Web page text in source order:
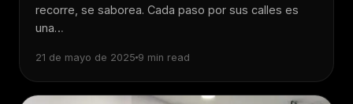
recorre, se saborea. Cada paso por sus calles es
una…
21 de mayo de 2025 9 min read